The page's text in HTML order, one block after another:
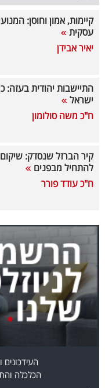
פודקאסט
40
ניוזלטרים
מייל
אדום
קיימות, אמון וחוסן:
עסקית
יאיר אבידן
התיישבות יהודית בעזה:
ישראל
ח"כ משה סולומון
קיר הברזל שנסדק:
להתחיל מבפנים
ח"כ עודד פורר
הכלכלה